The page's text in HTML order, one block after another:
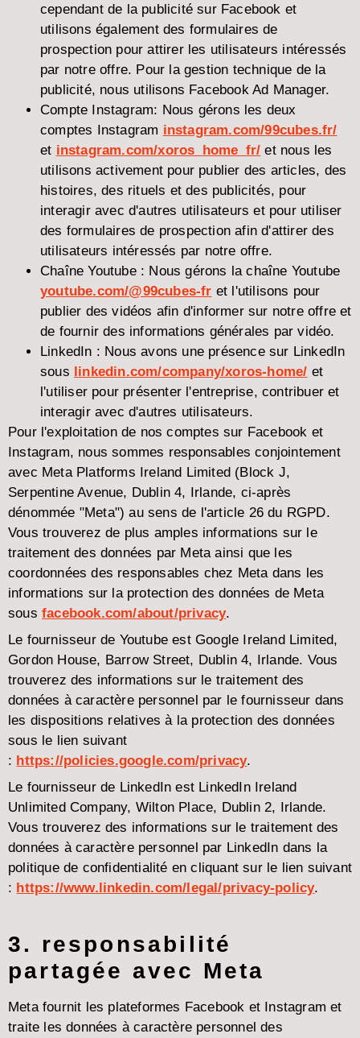
cependant de la publicité sur Facebook et
utilisons également des formulaires de
prospection pour attirer les utilisateurs intéressés
par notre offre. Pour la gestion technique de la
publicité, nous utilisons Facebook Ad Manager.
Compte Instagram: Nous gérons les deux
comptes Instagram instagram.com/99cubes.fr/
et instagram.com/xoros_home_fr/ et nous les
utilisons activement pour publier des articles, des
histoires, des rituels et des publicités, pour
interagir avec d'autres utilisateurs et pour utiliser
des formulaires de prospection afin d'attirer des
utilisateurs intéressés par notre offre.
Chaîne Youtube : Nous gérons la chaîne Youtube
youtube.com/@99cubes-fr et l'utilisons pour
publier des vidéos afin d'informer sur notre offre et
de fournir des informations générales par vidéo.
LinkedIn : Nous avons une présence sur LinkedIn
sous linkedin.com/company/xoros-home/ et
l'utiliser pour présenter l'entreprise, contribuer et
interagir avec d'autres utilisateurs.
Pour l'exploitation de nos comptes sur Facebook et
Instagram, nous sommes responsables conjointement
avec Meta Platforms Ireland Limited (Block J,
Serpentine Avenue, Dublin 4, Irlande, ci-après
dénommée "Meta") au sens de l'article 26 du RGPD.
Vous trouverez de plus amples informations sur le
traitement des données par Meta ainsi que les
coordonnées des responsables chez Meta dans les
informations sur la protection des données de Meta
sous facebook.com/about/privacy.
Le fournisseur de Youtube est Google Ireland Limited,
Gordon House, Barrow Street, Dublin 4, Irlande. Vous
trouverez des informations sur le traitement des
données à caractère personnel par le fournisseur dans
les dispositions relatives à la protection des données
sous le lien suivant
: https://policies.google.com/privacy.
Le fournisseur de LinkedIn est LinkedIn Ireland
Unlimited Company, Wilton Place, Dublin 2, Irlande.
Vous trouverez des informations sur le traitement des
données à caractère personnel par LinkedIn dans la
politique de confidentialité en cliquant sur le lien suivant
: https://www.linkedin.com/legal/privacy-policy.
3. responsabilité
partagée avec Meta
Meta fournit les plateformes Facebook et Instagram et
traite les données à caractère personnel des